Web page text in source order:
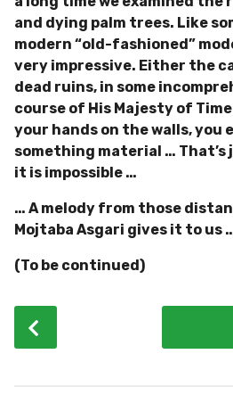
and dying palm trees. Like
modern “old-fashioned”
very impressive. Either the
dead ruins, in some
course of His Majesty of
your hands on the walls, you
something material …
it is impossible …
… A melody from those
Mojtaba Asgari gives it to us
(To be continued)
P